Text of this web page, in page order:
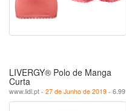
LIVERGY® Polo de Manga
Curta
www.lidl.pt - 27 de Junho de 2019 - 6.99